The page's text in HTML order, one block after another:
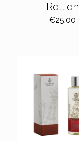
Roll on
€25,00